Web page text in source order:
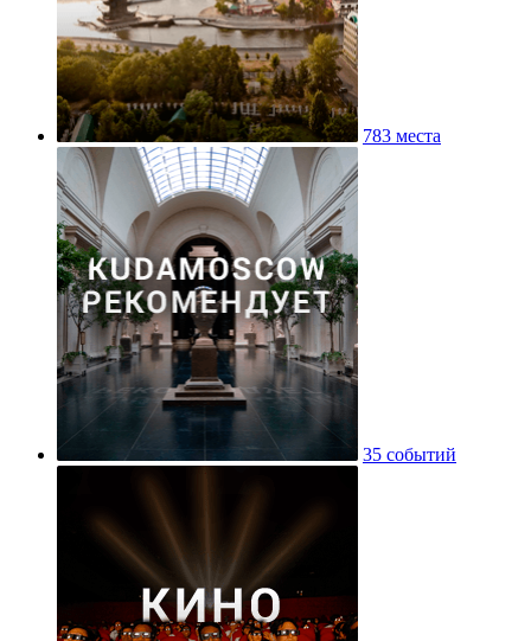
783 места
35 событий